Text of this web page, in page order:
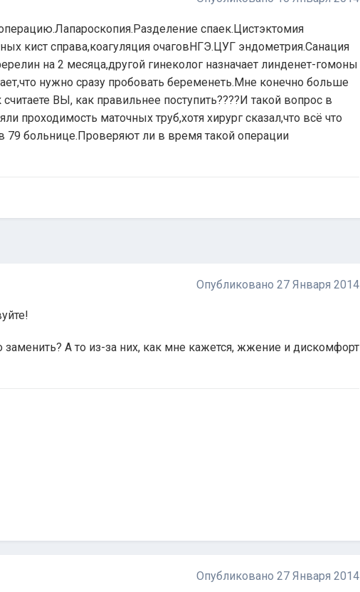
спаек.Цистэктомия
кист справа,коагуляция очаговНГЭ.ЦУГ эндометрия.Санация
на 2 месяца,другой гинеколог назначает линденет-гомоны
нужно сразу пробовать беременеть.Мне конечно больше
ВЫ, как правильнее поступить????И такой вопрос в
проходимость маточных труб,хотя хирург сказал,что всё что
79 больнице.Проверяют ли в время такой операции
Опубликовано 27 Января 2014
А то из-за них, как мне кажется, жжение и дискомфорт
Опубликовано 27 Января 2014